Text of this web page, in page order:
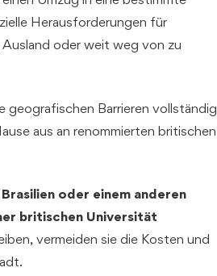
Herausforderungen für
oder weit weg von zu
geografischen Barrieren vollständig
aus an renommierten britischen
oder einem anderen
britischen Universität
vermeiden sie die Kosten und